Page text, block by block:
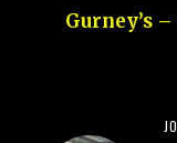
Gurney’s